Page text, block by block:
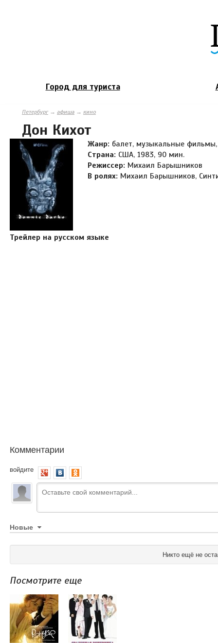
Город для туриста
Петербург→ афиша → кино
Дон Кихот
Жанр: балет, музыкальные
Страна: США, 1983, 90 мин.
Режиссер: Михаил Барышников
В ролях: Михаил Барышников,
Трейлер на русском языке
Комментарии
войдите
Новые
Никто ещё не
Посмотрите еще